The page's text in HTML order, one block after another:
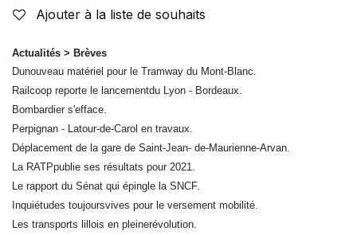
Ajouter à la liste de souhaits
Actualités > Brèves
Dunouveau matériel pour le Tramway du Mont-Blanc.
Railcoop reporte le lancementdu Lyon - Bordeaux.
Bombardier s'efface.
Perpignan - Latour-de-Carol en travaux.
Déplacement de la gare de Saint-Jean- de-Maurienne-Arvan.
La RATPpublie ses résultats pour 2021.
Le rapport du Sénat qui épingle la SNCF.
Inquiétudes toujoursvives pour le versement mobilité.
Les transports lillois en pleinerévolution.